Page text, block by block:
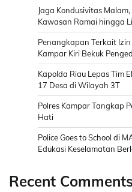
Jaga Kondusivitas
Kawasan Ramai hingga
Penangkapan Terkait
Kampar Kiri Bekuk
Kapolda Riau Lepas Tim
17 Desa di Wilayah 3T
Polres Kampar Tangkap
Hati
Police Goes to School di
Edukasi Keselamatan
Recent Comments